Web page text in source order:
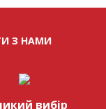
З НАМИ
вибір